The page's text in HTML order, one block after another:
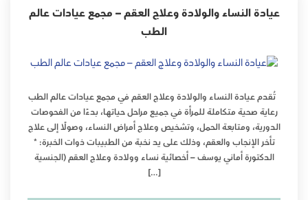
عيادة النساء والولادة وعلاج العقم – مجمع عيادات عالم
الطب
تُقدم عيادة النساء والولادة وعلاج العقم في مجمع عيادات عالم الطب
رعاية صحية متكاملة للمرأة في جميع مراحل حياتها، بدءًا من الفحوصات
الدورية، ومتابعة الحمل، وتشخيص وعلاج أمراض النساء، وصولًا إلى علاج
تأخر الإنجاب والعقم، وذلك على يد نخبة من الطبيبات ذوات الخبرة: *
الدكتورة أماني يوسف – أخصائية نساء وولادة وعلاج العقم (الجنسية
[…]